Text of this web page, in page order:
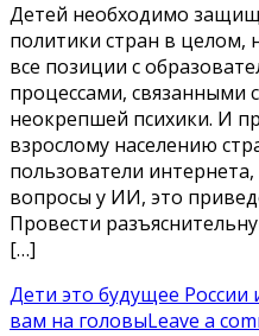
Детей необходимо
политики стран в целом,
все позиции с
процессами, связанными
неокрепшей психики. И
взрослому населению
пользователи
вопросы у ИИ, это
Провести
[…]
Дети это будущее России
вам на головыLeave a